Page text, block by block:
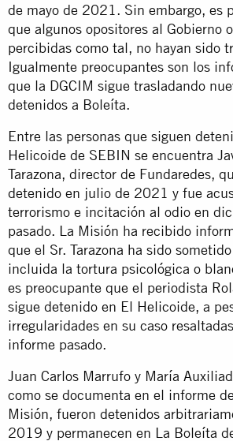
de mayo de 2021. Sin embargo, es
que algunos opositores al Gobierno
percibidas como tal, no hayan sido
Igualmente preocupantes son los
que la DGCIM sigue trasladando
detenidos a Boleíta.
Entre las personas que siguen
Helicoide de SEBIN se encuentra
Tarazona, director de Fundaredes,
detenido en julio de 2021 y fue
terrorismo e incitación al odio en
pasado. La Misión ha recibido
que el Sr. Tarazona ha sido
incluida la tortura psicológica o
es preocupante que el periodista
sigue detenido en El Helicoide, a
irregularidades en su caso
informe pasado.
Juan Carlos Marrufo y María
como se documenta en el informe
Misión, fueron detenidos
2019 y permanecen en La Boleíta